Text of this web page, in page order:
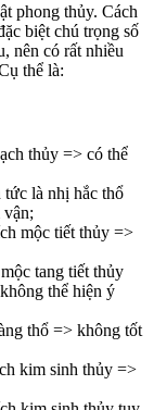
phong thủy. Cách
biệt chú trọng số
nên có rất nhiều
thể là:
thủy => có thể
tức là nhị hắc thổ
vận;
mộc tiết thủy =>
tang tiết thủy
thể hiện ý
thổ => không tốt
kim sinh thủy =>